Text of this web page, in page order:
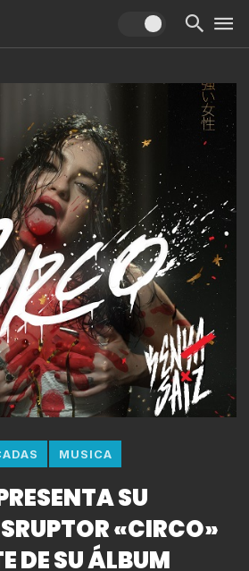
MUSICA
SU
«CIRCO»
DE SU ÁLBUM